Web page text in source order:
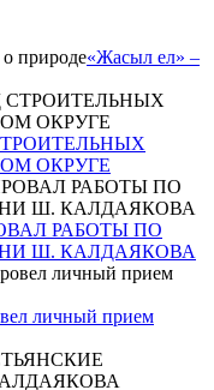
«Жасыл ел» –
ОКРУГЕ
РАБОТЫ ПО
Ш. КАЛДАЯКОВА
личный прием